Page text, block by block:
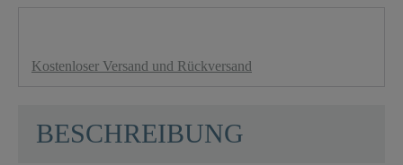
Kostenloser Versand und Rückversand
BESCHREIBUNG